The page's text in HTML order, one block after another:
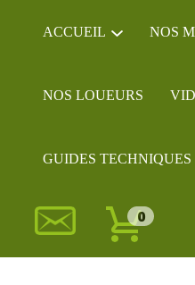
ACCUEIL NOS
NOS LOUEURS
GUIDES TECHNIQUES
0